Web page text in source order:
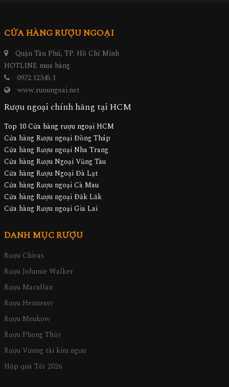
CỬA HÀNG RƯỢU NGOẠI
Quận Tân Phú, TP. Hồ Chí Minh
HOTLINE mua hàng
0972.12345.1
www.ruoungoai.net
Rượu ngoại chính hãng tại HCM
Top 10 Cửa hàng rượu ngoại HCM
Cửa hàng Rượu ngoại Đồng Tháp
Cửa hàng Rượu ngoại Nha Trang
Cửa hàng Rượu Ngoại Vũng Tàu
Cửa hàng Rượu Ngoại Đà Lạt
Cửa hàng Rượu ngoại Cà Mau
Cửa hàng Rượu ngoại Đăk Lăk
Cửa hàng Rượu ngoại Gia Lai
DANH MỤC RƯỢU
Rượu Chivas
Rượu Johnnie Walker
Rượu Macallan
Rượu Hennessy
Rượu Meukow
Rượu Phong Thủy
Rượu Vương tài kim ngưu
Hộp quà Tết 2026